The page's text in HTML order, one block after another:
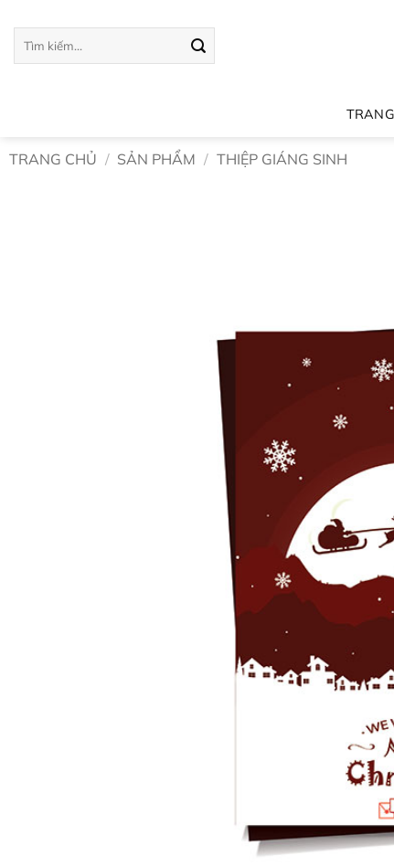
qua
kiếm:
TRANG CHỦ / SẢN PHẨM / THIỆP GIÁNG SINH